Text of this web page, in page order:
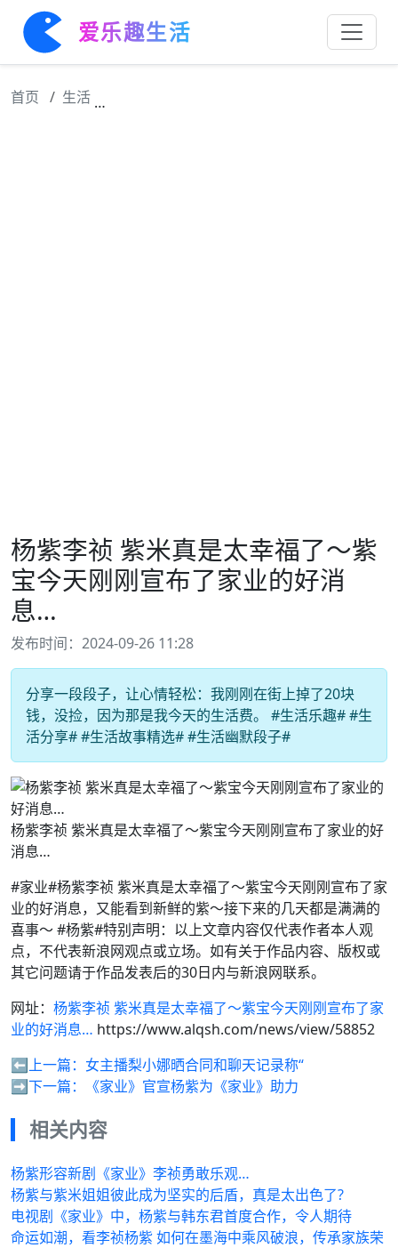
爱乐趣生活
首页 生活
杨紫李祯 紫米真是太幸福了～紫
宝今天刚刚宣布了家业的好消
息…
发布时间：2024-09-26 11:28
分享一段段子，让心情轻松：我刚刚在街上掉了20块
钱，没捡，因为那是我今天的生活费。 #生活乐趣# #生
活分享# #生活故事精选# #生活幽默段子#
杨紫李祯 紫米真是太幸福了～紫宝今天刚刚宣布了家业的好
消息…
#家业#杨紫李祯 紫米真是太幸福了～紫宝今天刚刚宣布了家
业的好消息，又能看到新鲜的紫～接下来的几天都是满满的
喜事～ #杨紫#特别声明：以上文章内容仅代表作者本人观
点，不代表新浪网观点或立场。如有关于作品内容、版权或
其它问题请于作品发表后的30日内与新浪网联系。
网址： 杨紫李祯 紫米真是太幸福了～紫宝今天刚刚宣布了家
业的好消息… https://www.alqsh.com/news/view/58852
⬅️上一篇： 女主播梨小娜晒合同和聊天记录称“
➡️下一篇：
《家业》官宣杨紫为《家业》助力
相关内容
杨紫形容新剧《家业》李祯勇敢乐观…
杨紫与紫米姐姐彼此成为坚实的后盾，真是太出色了?
电视剧《家业》中，杨紫与韩东君首度合作，令人期待
命运如潮，看李祯杨紫 如何在墨海中乘风破浪，传承家族荣